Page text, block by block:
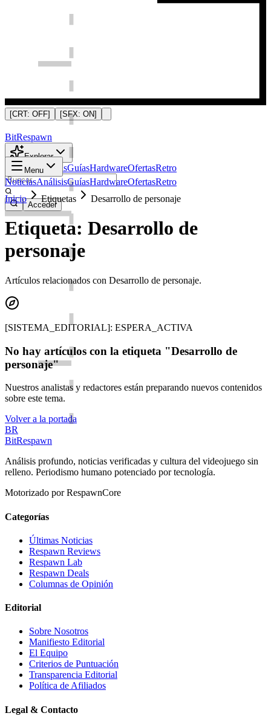
[CRT: OFF] [SFX: ON]
BitRespawn
Explorar
NoticiasAnálisisGuíasHardwareOfertasRetro
Acceder
Menu
NoticiasAnálisisGuíasHardwareOfertasRetro
Inicio
Etiquetas Desarrollo de personaje
Etiqueta: Desarrollo de
personaje
Artículos relacionados con Desarrollo de personaje.
[SISTEMA_EDITORIAL]: ESPERA_ACTIVA
No hay artículos con la etiqueta "Desarrollo de
personaje"
Nuestros analistas y redactores están preparando nuevos contenidos
sobre este tema.
Volver a la portada
BR
BitRespawn
Análisis profundo, noticias verificadas y cultura del videojuego sin
relleno. Periodismo humano potenciado por tecnología.
Motorizado por RespawnCore
Categorías
Últimas Noticias
Respawn Reviews
Respawn Lab
Respawn Deals
Columnas de Opinión
Editorial
Sobre Nosotros
Manifiesto Editorial
El Equipo
Criterios de Puntuación
Transparencia Editorial
Política de Afiliados
Legal & Contacto